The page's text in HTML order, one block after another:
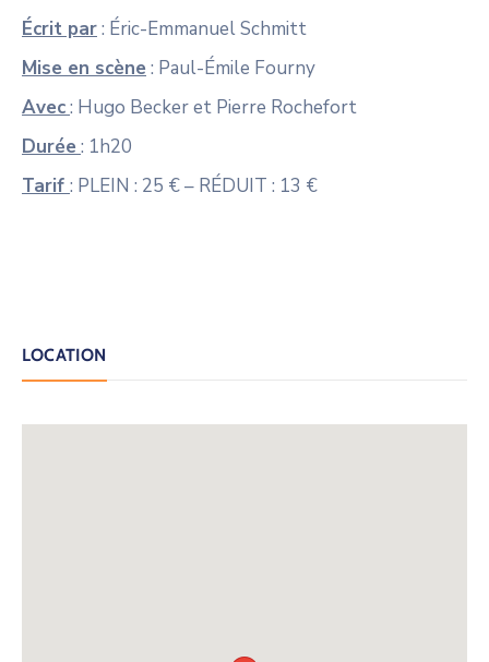
Écrit par: Éric-Emmanuel Schmitt
Mise en scène : Paul-Émile Fourny
Avec: Hugo Becker et Pierre Rochefort
Durée : 1h20
Tarif : PLEIN : 25 € – RÉDUIT : 13 €
LOCATION